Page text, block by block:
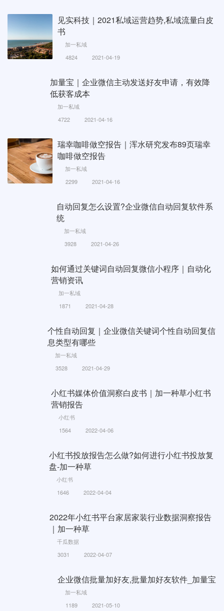
见实科技｜2021私域运营趋势,私域流量白皮
书
加一私域
4824
2021-04-19
加量宝｜企业微信主动发送好友申请，有效降
低获客成本
加一私域
4722
2021-04-16
瑞幸咖啡做空报告｜浑水研究发布89页瑞幸
咖啡做空报告
加一私域
2299
2021-04-16
自动回复怎么设置?企业微信自动回复软件系
统
加一私域
3928
2021-04-26
如何通过关键词自动回复微信小程序｜自动化
营销资讯
加一私域
1871
2021-04-28
个性自动回复｜企业微信关键词个性自动回复信
息类型有哪些
加一私域
3528
2021-04-29
小红书媒体价值洞察白皮书｜加一种草小红书
营销报告
小红书
1564
2022-04-06
小红书投放报告怎么做?如何进行小红书投放复
盘-加一种草
小红书
1646
2022-04-04
2022年小红书平台家居家装行业数据洞察报告
｜加一种草
千瓜数据
3031
2022-04-07
企业微信批量加好友,批量加好友软件_加量宝
加一私域
1189
2021-05-10